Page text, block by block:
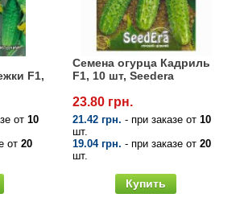
F1,
от 10
от 20
Семена огурца Кадриль
F1, 10 шт, Seedera
23.80 грн.
21.42 грн. - при заказе от 10
шт.
19.04 грн. - при заказе от 20
шт.
Купить